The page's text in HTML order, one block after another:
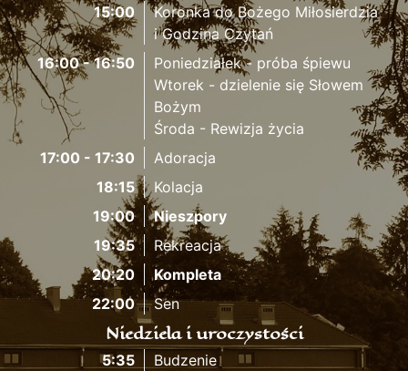
15:00
Koronka do Bożego Miłosierdzia
i Godzina Czytań
16:00 - 16:50
Poniedziałek - próba śpiewu
Wtorek - dzielenie się Słowem
Bożym
Środa - Rewizja życia
17:00 - 17:30
Adoracja
18:15
Kolacja
19:00
Nieszpory
19:35
Rekreacja
20:20
Kompleta
22:00
Sen
Niedziela i uroczystości
5:35
Budzenie